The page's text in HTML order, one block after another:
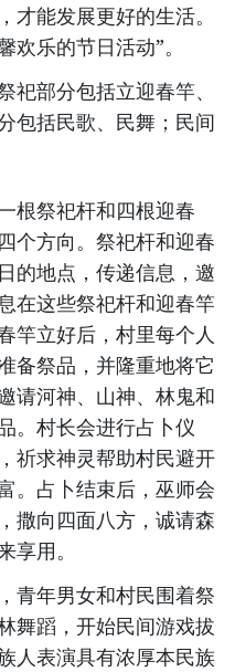
才能发展更好的生活。
乐的节日活动”。
祀部分包括立迎春竿、
包括民歌、民舞；民间
根祭祀杆和四根迎春
个方向。祭祀杆和迎春
的地点，传递信息，邀
在这些祭祀杆和迎春竿
竿立好后，村里每个人
备祭品，并隆重地将它
请河神、山神、林鬼和
。村长会进行占卜仪
祈求神灵帮助村民避开
。占卜结束后，巫师会
撒向四面八方，诚请森
享用。
青年男女和村民围着祭
舞蹈，开始民间游戏拔
人表演具有浓厚本民族